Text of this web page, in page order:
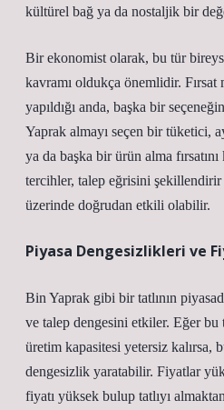
kültürel bağ ya da nostaljik bir
Bir ekonomist olarak, bu tür
kavramı oldukça önemlidir.
yapıldığı anda, başka bir
Yaprak almayı seçen bir tüketici,
ya da başka bir ürün alma
tercihler, talep eğrisini
üzerinde doğrudan etkili olabilir.
Piyasa Dengesizlikleri ve
Bin Yaprak gibi bir tatlının
ve talep dengesini etkiler. Eğer bu
üretim kapasitesi yetersiz kalırsa,
dengesizlik yaratabilir. Fiyatlar
fiyatı yüksek bulup tatlıyı